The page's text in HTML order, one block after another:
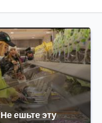
Не ешьте эту